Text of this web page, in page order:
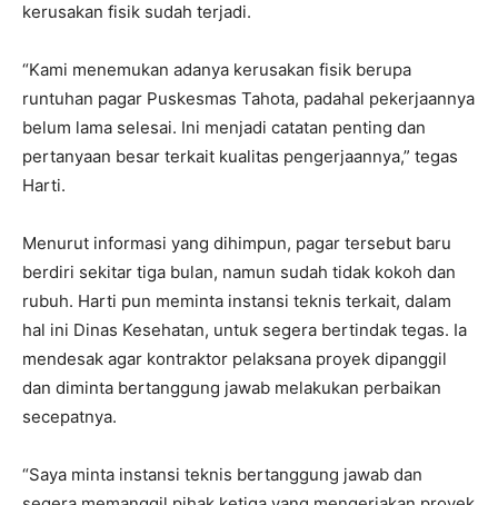
kerusakan fisik sudah terjadi.
“Kami menemukan adanya kerusakan fisik berupa
runtuhan pagar Puskesmas Tahota, padahal pekerjaannya
belum lama selesai. Ini menjadi catatan penting dan
pertanyaan besar terkait kualitas pengerjaannya,” tegas
Harti.
Menurut informasi yang dihimpun, pagar tersebut baru
berdiri sekitar tiga bulan, namun sudah tidak kokoh dan
rubuh. Harti pun meminta instansi teknis terkait, dalam
hal ini Dinas Kesehatan, untuk segera bertindak tegas. Ia
mendesak agar kontraktor pelaksana proyek dipanggil
dan diminta bertanggung jawab melakukan perbaikan
secepatnya.
“Saya minta instansi teknis bertanggung jawab dan